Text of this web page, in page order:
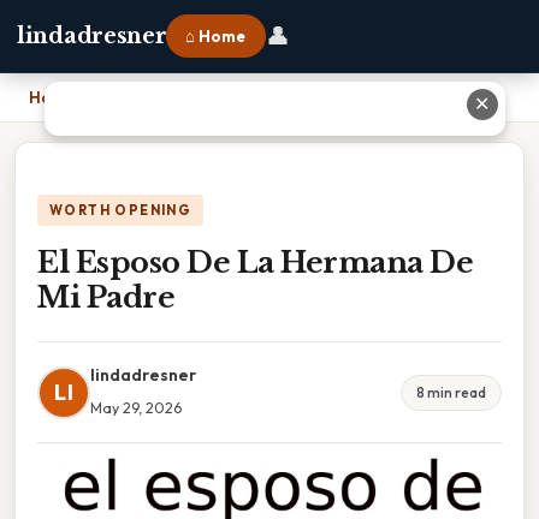
lindadresner ⌂ Home 👤
Home
WORTH OPENING
El Esposo De La Hermana De
Mi Padre
LI
lindadresner
May 29, 2026
8 min read
✕